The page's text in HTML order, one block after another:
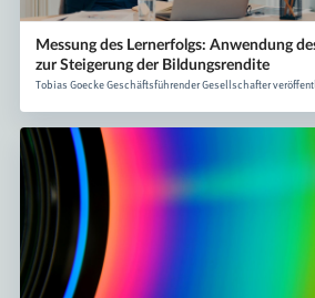
Messung des Lernerfolgs: Anwendung
zur Steigerung der Bildungsrendite
Tobias Goecke Geschäftsführender Gesellschafter